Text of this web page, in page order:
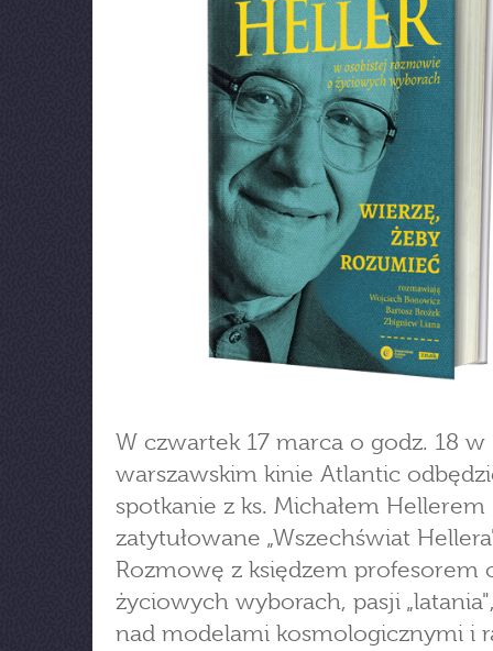
W czwartek 17 marca o godz. 18 w
warszawskim kinie Atlantic
spotkanie z ks. Michałem Hellerem
zatytułowane „Wszechświat
Rozmowę z księdzem profesorem
życiowych wyborach, pasji
nad modelami kosmologicznymi i